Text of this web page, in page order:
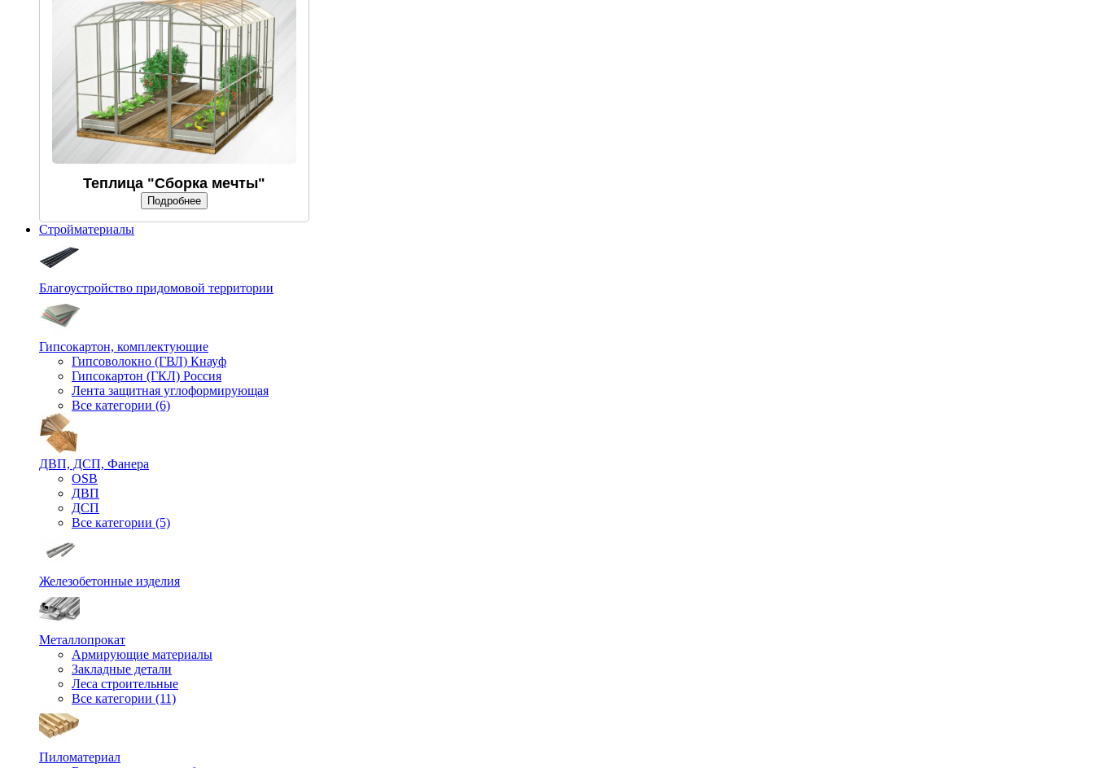
Теплица "Сборка мечты"
Подробнее
Стройматериалы
Благоустройство придомовой территории
Гипсокартон, комплектующие
Гипсоволокно (ГВЛ) Кнауф
Гипсокартон (ГКЛ) Россия
Лента защитная углоформирующая
Все категории (6)
ДВП, ДСП, Фанера
OSB
ДВП
ДСП
Все категории (5)
Железобетонные изделия
Металлопрокат
Армирующие материалы
Закладные детали
Леса строительные
Все категории (11)
Пиломатериал